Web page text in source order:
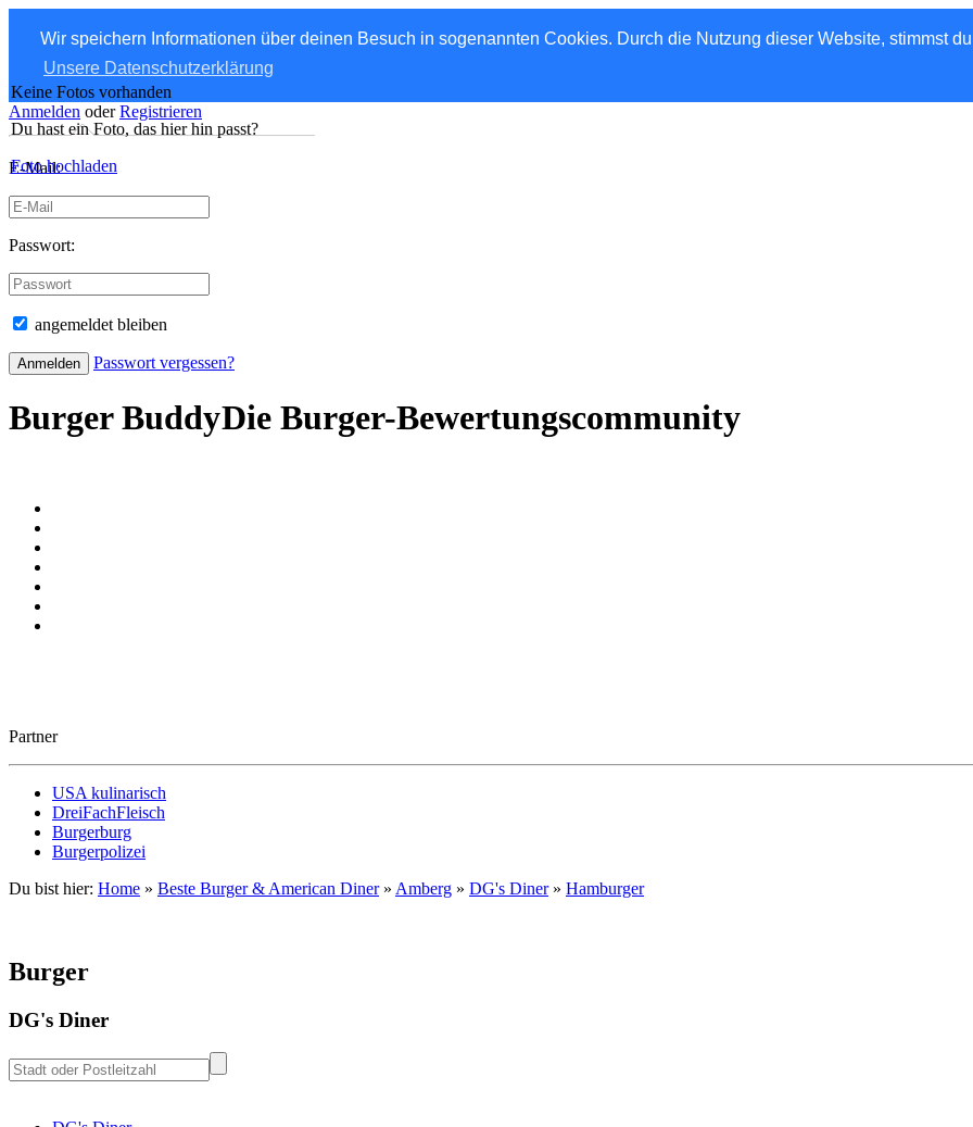
Wir speichern Informationen über deinen Besuch in sogenannten Cookies. Durch die Nutzung dieser Website, stimmst
Unsere Datenschutzerklärung
Anmelden oder Registrieren
E-Mail:
Passwort:
angemeldet bleiben
Passwort vergessen?
Burger BuddyDie Burger-Bewertungscommunity
Partner
USA kulinarisch
DreiFachFleisch
Burgerburg
Burgerpolizei
Du bist hier: Home » Beste Burger & American Diner» Amberg » DG's Diner» Hamburger
Burger
DG's Diner
Keine Fotos vorhanden
Du hast ein Foto, das hier hin passt?
Foto hochladen